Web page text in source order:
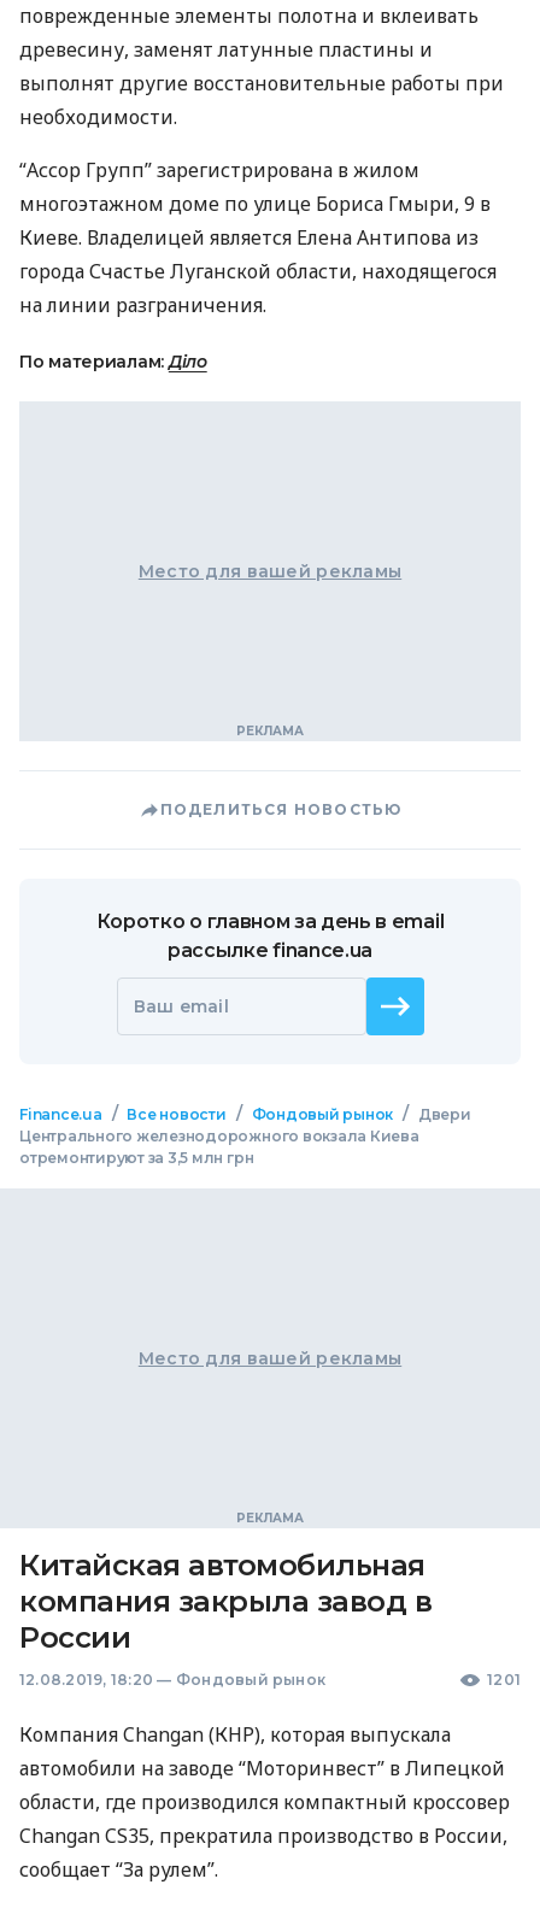
поврежденные элементы полотна и вклеивать
древесину, заменят латунные пластины и
выполнят другие восстановительные работы при
необходимости.
“Ассор Групп” зарегистрирована в жилом
многоэтажном доме по улице Бориса Гмыри, 9 в
Киеве. Владелицей является Елена Антипова из
города Счастье Луганской области, находящегося
на линии разграничения.
По материалам:Діло
Место для вашей рекламы
ПОДЕЛИТЬСЯ НОВОСТЬЮ
Коротко о главном за день в email
рассылке finance.ua
Ваш email
Finance.ua / Все новости / Фондовый рынок /
Двери
Центрального железнодорожного вокзала Киева
отремонтируют за 3,5 млн грн
Место для вашей рекламы
Китайская автомобильная
компания закрыла завод в
России
12.08.2019, 18:20 — Фондовый рынок 1201
Компания Changan (КНР), которая выпускала
автомобили на заводе “Моторинвест” в Липецкой
области, где производился компактный кроссовер
Changan CS35, прекратила производство в России,
сообщает “За рулем”.